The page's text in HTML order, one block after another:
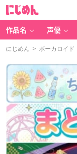
作品名 声優
にじめん > ボーカロイド